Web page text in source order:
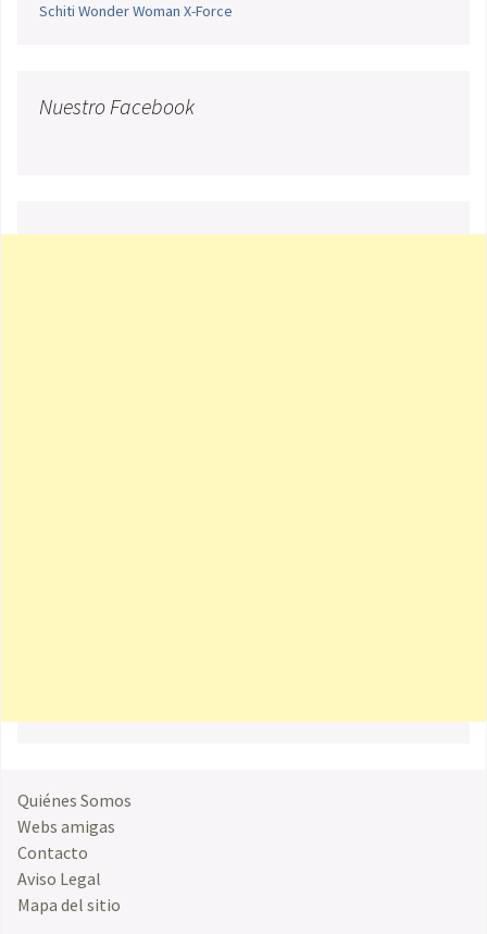
Schiti Wonder Woman X-Force
Nuestro Facebook
Quiénes Somos
Webs amigas
Contacto
Aviso Legal
Mapa del sitio